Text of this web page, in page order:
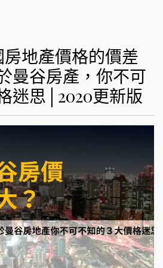
房地產價格的價差
曼谷房產，你不可
迷思│2020更新版